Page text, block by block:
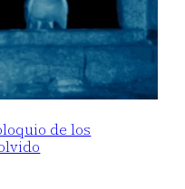
de los